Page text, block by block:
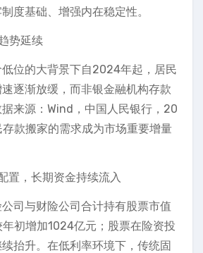
度基础、增强内在稳定性。
势延续
位的大背景下自2024年起，居民
逐渐放缓，而非银金融机构存款
来源：Wind，中国人民银行，20
款搬家的需求成为市场重要增量
置，长期资金持续流入
司与财险公司合计持有股票市值
初增加1024亿元；股票在险资投
抬升。在低利率环境下，传统固